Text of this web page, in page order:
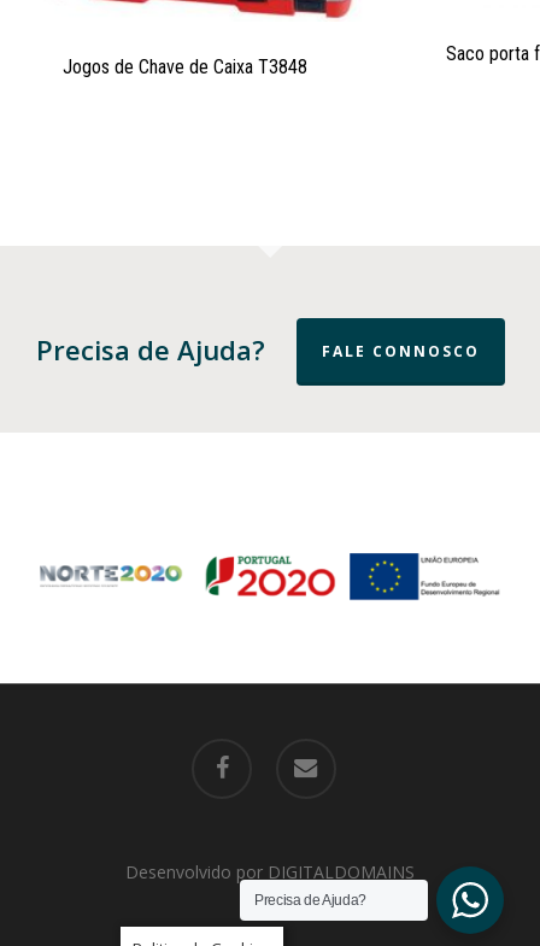
Jogos de Chave de Caixa T3848
Saco porta
Precisa de Ajuda? FALE CONNOSCO
facebook
Desenvolvido por DIGITALDOMAINS
Precisa de Ajuda?